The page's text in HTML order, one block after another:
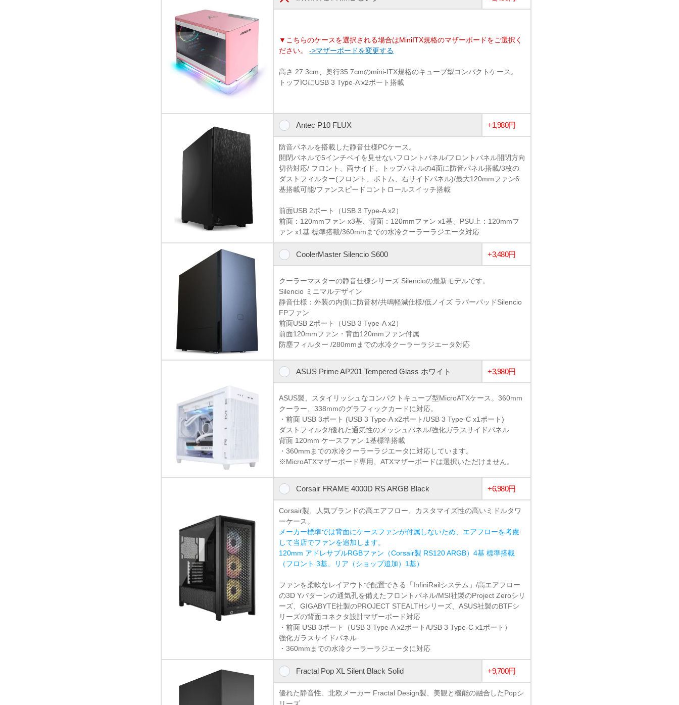
▼こちらのケースを選択される場合はMiniITX規格のマザーボードをご選択く
ださい。->マザーボードを変更する
高さ 27.3cm、奥行35.7cmのmini-ITX規格のキューブ型コンパクトケース。
トップIOにUSB 3 Type-A x2ポート搭載
Antec P10 FLUX +1,980円
防音パネルを搭載した静音仕様PCケース。
開閉パネルで5インチベイを見せないフロントパネル/フロントパネル開閉方向
切替対応/ フロント、両サイド、トップパネルの4面に防音パネル搭載/3枚の
ダストフィルター(フロント、ボトム、右サイドパネル)/最大120mmファン6
基搭載可能/ファンスピードコントロールスイッチ搭載
前面USB 2ポート（USB 3 Type-A x2）
前面：120mmファン x3基、背面：120mmファン x1基、PSU上：120mmフ
ァン x1基 標準搭載/360mmまでの水冷クーラーラジエータ対応
CoolerMaster Silencio S600 +3,480円
クーラーマスターの静音仕様シリーズ Silencioの最新モデルです。
Silencio ミニマルデザイン
静音仕様：外装の内側に防音材/共鳴軽減仕様/低ノイズ ラバーパッドSilencio
FPファン
前面USB 2ポート（USB 3 Type-A x2）
前面120mmファン・背面120mmファン付属
防塵フィルター /280mmまでの水冷クーラーラジエータ対応
ASUS Prime AP201 Tempered Glass ホワイト +3,980円
ASUS製、スタイリッシュなコンパクトキューブ型MicroATXケース。360mm
クーラー、338mmのグラフィックカードに対応。
・前面 USB 3ポート (USB 3 Type-A x2ポート/USB 3 Type-C x1ポート)
ダストフィルタ/優れた通気性のメッシュパネル/強化ガラスサイドパネル
背面 120mm ケースファン 1基標準搭載
・360mmまでの水冷クーラーラジエータに対応しています。
※MicroATXマザーボード専用、ATXマザーボードは選択いただけません。
Corsair FRAME 4000D RS ARGB Black +6,980円
Corsair製、人気ブランドの高エアフロー、カスタマイズ性の高いミドルタワ
ーケース。
メーカー標準では背面にケースファンが付属しないため、エアフローを考慮
して当店でファンを追加します。
120mm アドレサブルRGBファン（Corsair製 RS120 ARGB）4基 標準搭載
（フロント 3基、リア（ショップ追加）1基）
ファンを柔軟なレイアウトで配置できる「InfiniRailシステム」/高エアフロー
の3D Yパターンの通気孔を備えたフロントパネル/MSI社製のProject Zeroシリ
ーズ、GIGABYTE社製のPROJECT STEALTHシリーズ、ASUS社製のBTFシ
リーズの背面コネクタ設計マザーボード対応
・前面 USB 3ポート（USB 3 Type-A x2ポート/USB 3 Type-C x1ポート）
強化ガラスサイドパネル
・360mmまでの水冷クーラーラジエータに対応
Fractal Pop XL Silent Black Solid +9,700円
優れた静音性、北欧メーカー Fractal Design製、美観と機能の融合したPopシ